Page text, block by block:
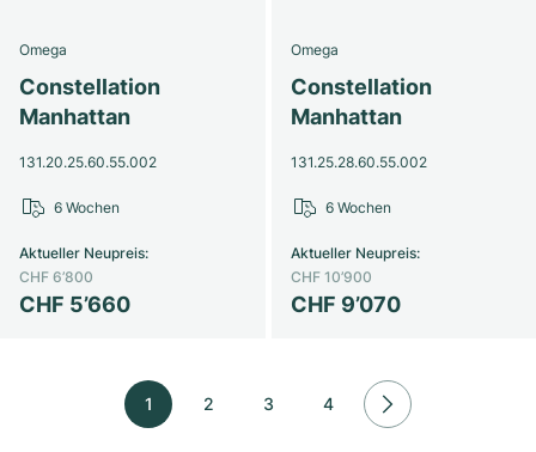
Omega
Constellation
Manhattan
131.20.25.60.55.002
CHF 5’660
Aktueller Neupreis:
CHF 6’800
6 Wochen
Omega
Constellation
Manhattan
131.25.28.60.55.002
CHF 9’070
Aktueller Neupreis:
CHF 10’900
6 Wochen
1 2 3 4